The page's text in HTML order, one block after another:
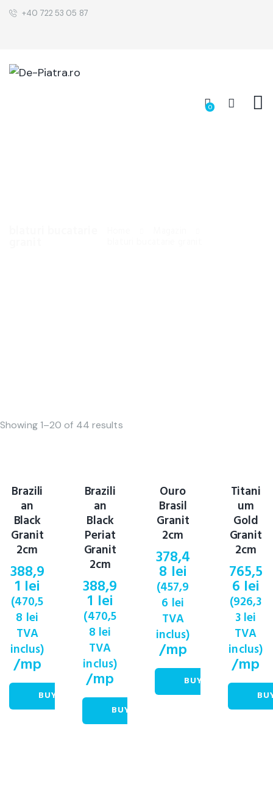
+40 722 53 05 87
0
Showing 1–20 of 44 results
Brazili
an
Black
Granit
2cm
388,9
1 lei
(470,5
8 lei
TVA
inclus)
/mp
BUY NOW
Brazili
an
Black
Periat
Granit
2cm
388,9
1 lei
(470,5
8 lei
TVA
inclus)
/mp
BUY NOW
Ouro
Brasil
Granit
2cm
378,4
8 lei
(457,9
6 lei
TVA
inclus)
/mp
BUY NOW
Titani
um
Gold
Granit
2cm
765,5
6 lei
(926,3
3 lei
TVA
inclus)
/mp